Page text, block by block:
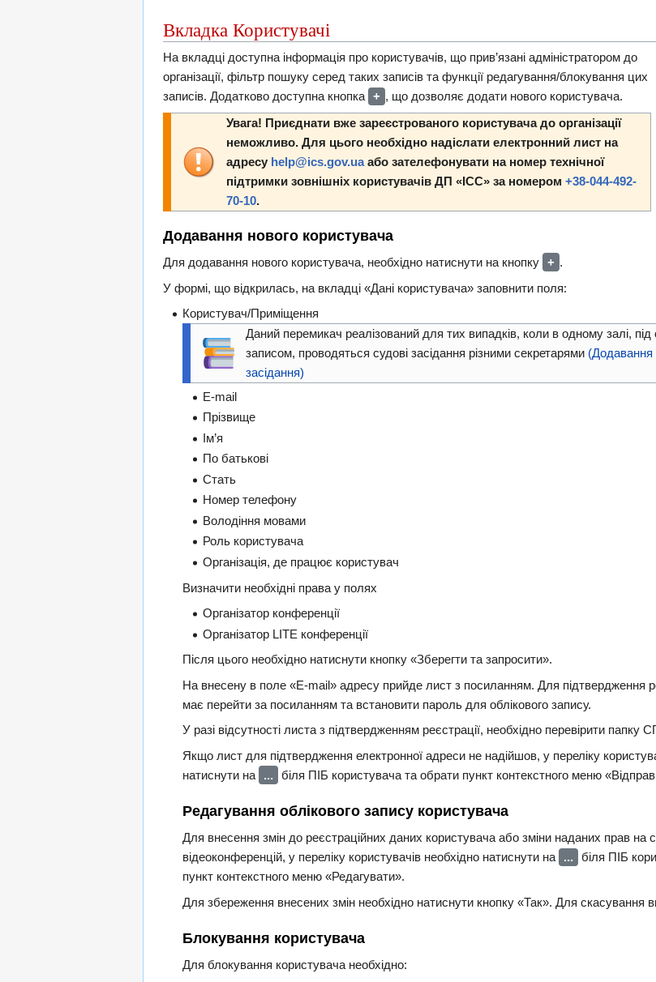
Вкладка Користувачі
На вкладці доступна інформація про користувачів, що прив’язані адміністратором до
організації, фільтр пошуку серед таких записів та функції редагування/блокування цих
записів. Додатково доступна кнопка + , що дозволяє додати нового користувача.
Увага! Приєднати вже зареєстрованого користувача до організації
неможливо. Для цього необхідно надіслати електронний лист на
адресу help@ics.gov.uaабо зателефонувати на номер технічної
підтримки зовнішніх користувачів ДП «ІСС» за номером +38-044-492-
70-10.
Додавання нового користувача
Для додавання нового користувача, необхідно натиснути на кнопку + .
У формі, що відкрилась, на вкладці «Дані користувача» заповнити поля:
Користувач/Приміщення
Даний перемикач реалізований для тих випадків, коли в одному залі,
записом, проводяться судові засідання різними секретарями (Додавання
засідання)
E-mail
Прізвище
Ім’я
По батькові
Стать
Номер телефону
Володіння мовами
Роль користувача
Організація, де працює користувач
Визначити необхідні права у полях
Організатор конференції
Організатор LITE конференції
Після цього необхідно натиснути кнопку «Зберегти та запросити».
На внесену в поле «E-mail» адресу прийде лист з посиланням. Для підтвердження
має перейти за посиланням та встановити пароль для облікового запису.
У разі відсутності листа з підтвердженням реєстрації, необхідно перевірити папку
Якщо лист для підтвердження електронної адреси не надійшов, у переліку
натиснути на
... біля ПІБ користувача та обрати пункт контекстного меню
Редагування облікового запису користувача
Для внесення змін до реєстраційних даних користувача або зміни наданих прав на
відеоконференцій, у переліку користувачів необхідно натиснути на
...
біля ПІБ
пункт контекстного меню «Редагувати».
Для збереження внесених змін необхідно натиснути кнопку «Так». Для скасування
Блокування користувача
Для блокування користувача необхідно: